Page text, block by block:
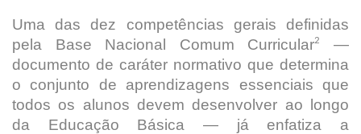
Uma das dez competências gerais definidas
pela Base Nacional Comum Curricular2
—
documento de caráter normativo que determina
o conjunto de aprendizagens essenciais que
todos os alunos devem desenvolver ao longo
da Educação Básica — já enfatiza a